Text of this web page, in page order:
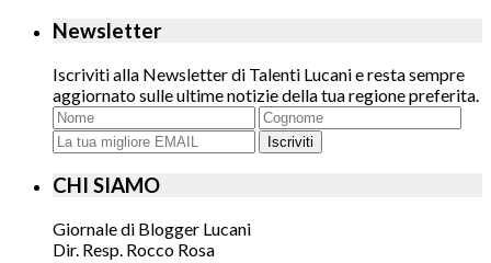
Newsletter
Iscriviti alla Newsletter di Talenti Lucani e resta sempre
aggiornato sulle ultime notizie della tua regione preferita.
Iscriviti
CHI SIAMO
Giornale di Blogger Lucani
Dir. Resp. Rocco Rosa